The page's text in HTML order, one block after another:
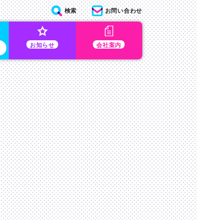
お知らせ 会社案内
検索 お問い合わせ